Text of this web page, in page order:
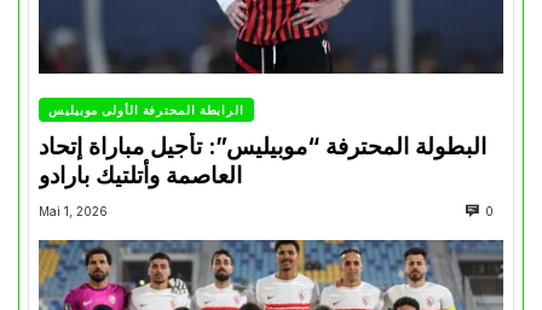
الرابطة المحترفة الأولى موبيليس
البطولة المحترفة “موبيليس”: تأجيل مباراة إتحاد
العاصمة وأتلتيك بارادو
Mai 1, 2026 0